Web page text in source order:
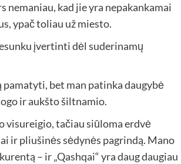
nemaniau, kad jie yra nepakankamai
ypač toliau už miesto.
įvertinti dėl suderinamų
bet man patinka daugybė
ir aukšto šiltnamio.
visureigio, tačiau siūloma erdvė
ir pliušinės sėdynės pagrindą. Mano
– ir „Qashqai“ yra daug daugiau